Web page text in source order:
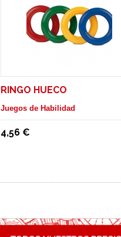
RINGO HUECO
Juegos de Habilidad
4,56 €